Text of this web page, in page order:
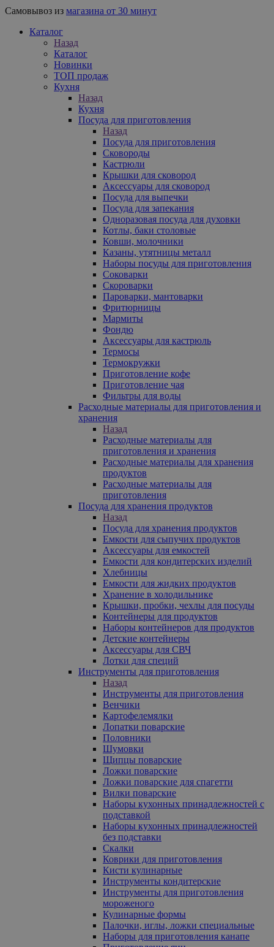
Самовывоз из магазина от 30 минут
Каталог
Назад
Каталог
Новинки
ТОП продаж
Кухня
Назад
Кухня
Посуда для приготовления
Назад
Посуда для приготовления
Сковороды
Кастрюли
Крышки для сковород
Аксессуары для сковород
Посуда для выпечки
Посуда для запекания
Одноразовая посуда для духовки
Котлы, баки столовые
Ковши, молочники
Казаны, утятницы металл
Наборы посуды для приготовления
Соковарки
Скороварки
Пароварки, мантоварки
Фритюрницы
Мармиты
Фондю
Аксессуары для кастрюль
Термосы
Термокружки
Приготовление кофе
Приготовление чая
Фильтры для воды
Расходные материалы для приготовления и
хранения
Назад
Расходные материалы для
приготовления и хранения
Расходные материалы для хранения
продуктов
Расходные материалы для
приготовления
Посуда для хранения продуктов
Назад
Посуда для хранения продуктов
Емкости для сыпучих продуктов
Аксессуары для емкостей
Емкости для кондитерских изделий
Хлебницы
Емкости для жидких продуктов
Хранение в холодильнике
Крышки, пробки, чехлы для посуды
Контейнеры для продуктов
Наборы контейнеров для продуктов
Детские контейнеры
Аксессуары для СВЧ
Лотки для специй
Инструменты для приготовления
Назад
Инструменты для приготовления
Венчики
Картофелемялки
Лопатки поварские
Половники
Шумовки
Щипцы поварские
Ложки поварские
Ложки поварские для спагетти
Вилки поварские
Наборы кухонных принадлежностей с
подставкой
Наборы кухонных принадлежностей
без подставки
Скалки
Коврики для приготовления
Кисти кулинарные
Инструменты кондитерские
Инструменты для приготовления
мороженого
Кулинарные формы
Палочки, иглы, ложки специальные
Наборы для приготовления канапе